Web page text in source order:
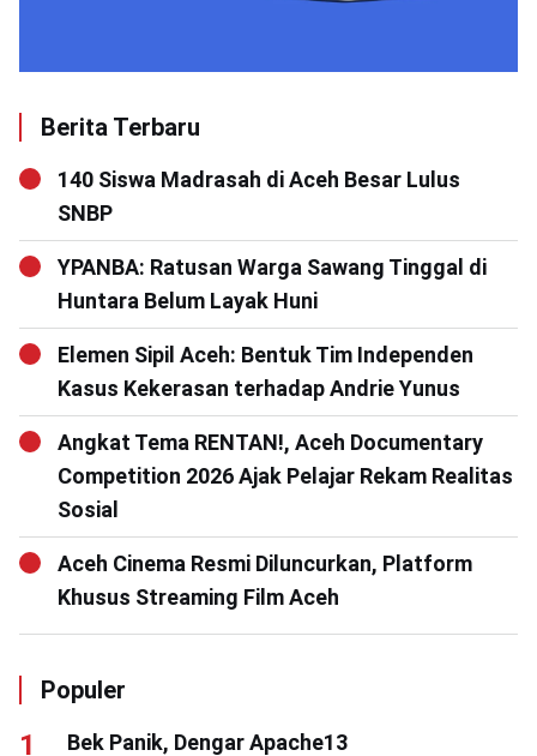
Berita Terbaru
140 Siswa Madrasah di Aceh Besar Lulus
SNBP
YPANBA: Ratusan Warga Sawang Tinggal di
Huntara Belum Layak Huni
Elemen Sipil Aceh: Bentuk Tim Independen
Kasus Kekerasan terhadap Andrie Yunus
Angkat Tema RENTAN!, Aceh Documentary
Competition 2026 Ajak Pelajar Rekam Realitas
Sosial
Aceh Cinema Resmi Diluncurkan, Platform
Khusus Streaming Film Aceh
Populer
Bek Panik, Dengar Apache13